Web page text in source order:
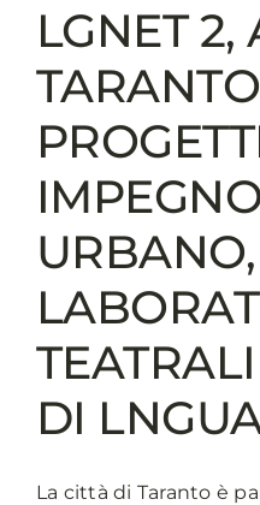
LGNET 2,
URBANO,
DI
La città di Taranto è